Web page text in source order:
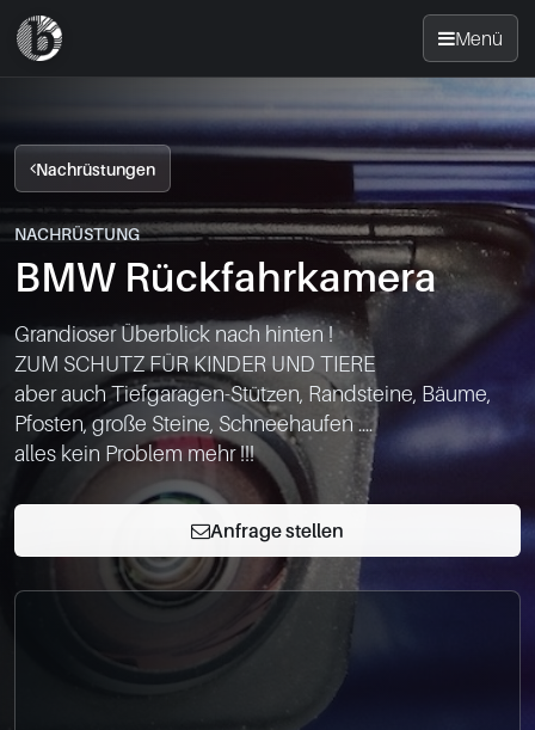
Menü
Startseite
Nachrüsten
News
FAQ
Standorte
info@bimmer-manufaktur.de
Nachrüstungen
NACHRÜSTUNG
BMW Rückfahrkamera
Grandioser Überblick nach hinten !
ZUM SCHUTZ FÜR KINDER UND TIERE
aber auch Tiefgaragen-Stützen, Randsteine, Bäume,
Pfosten, große Steine, Schneehaufen ....
Anfrage stellen